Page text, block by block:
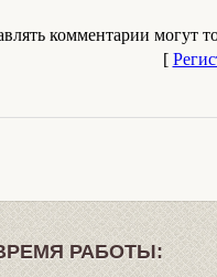
комментарии могут
[
РАБОТЫ: